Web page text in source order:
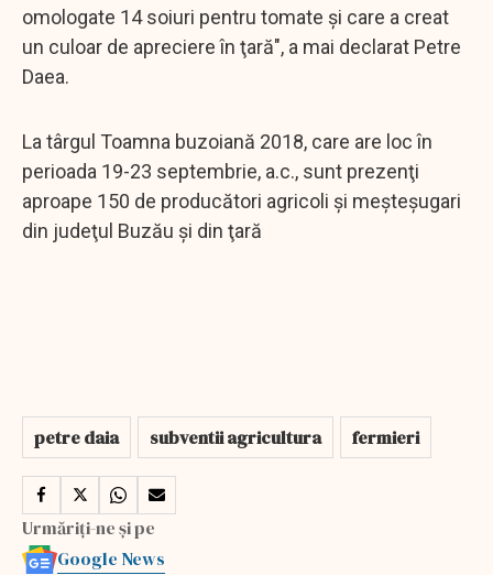
omologate 14 soiuri pentru tomate şi care a creat
un culoar de apreciere în ţară", a mai declarat Petre
Daea.
La târgul Toamna buzoiană 2018, care are loc în
perioada 19-23 septembrie, a.c., sunt prezenţi
aproape 150 de producători agricoli şi meşteşugari
din judeţul Buzău şi din ţară
petre daia subventii agricultura fermieri
Urmăriți-ne și pe
Google News